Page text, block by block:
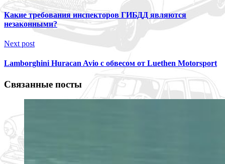
Какие требования инспекторов ГИБДД являются
незаконными?
Next post
Lamborghini Huracan Avio с обвесом от Luethen Motorsport
Связанные посты